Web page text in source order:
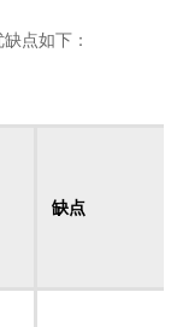
点如下：
​缺点​